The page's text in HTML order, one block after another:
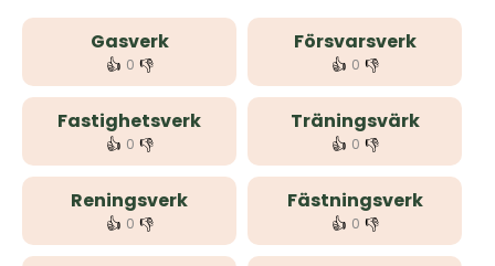
Gasverk
👍 0 👎
Försvarsverk
👍 0 👎
Fastighetsverk
👍 0 👎
Träningsvärk
👍 0 👎
Reningsverk
👍 0 👎
Fästningsverk
👍 0 👎